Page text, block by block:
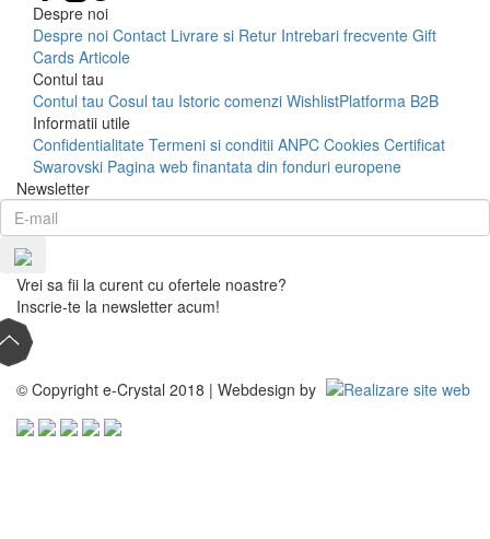
Despre noi
Despre noi Contact Livrare si Retur Intrebari frecvente Gift
Cards Articole
Contul tau
Contul tau Cosul tau Istoric comenzi WishlistPlatforma B2B
Informatii utile
Confidentialitate Termeni si conditii ANPC Cookies Certificat
Swarovski Pagina web finantata din fonduri europene
Newsletter
Vrei sa fii la curent cu ofertele noastre?
Inscrie-te la newsletter acum!
© Copyright e-Crystal 2018 | Webdesign by